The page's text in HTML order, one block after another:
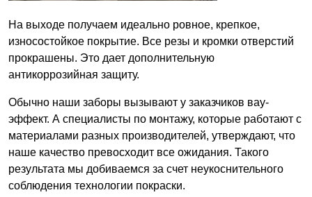
На выходе получаем идеально ровное, крепкое,
износостойкое покрытие. Все резы и кромки отверстий
прокрашены. Это дает дополнительную
антикоррозийная защиту.
Обычно наши заборы вызывают у заказчиков вау-
эффект. А специалисты по монтажу, которые работают с
материалами разных производителей, утверждают, что
наше качество превосходит все ожидания. Такого
результата мы добиваемся за счет неукоснительного
соблюдения технологии покраски.